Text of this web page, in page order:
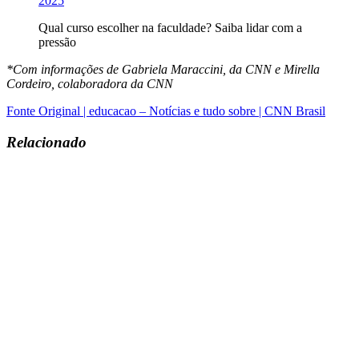
Qual curso escolher na faculdade? Saiba lidar com a
pressão
*Com informações de Gabriela Maraccini, da CNN e Mirella
Cordeiro, colaboradora da CNN
Fonte Original | educacao – Notícias e tudo sobre | CNN Brasil
Relacionado